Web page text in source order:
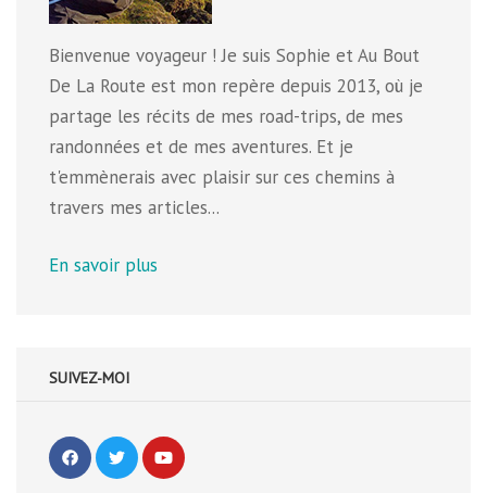
Bienvenue voyageur ! Je suis Sophie et Au Bout
De La Route est mon repère depuis 2013, où je
partage les récits de mes road-trips, de mes
randonnées et de mes aventures. Et je
t'emmènerais avec plaisir sur ces chemins à
travers mes articles...
En savoir plus
SUIVEZ-MOI